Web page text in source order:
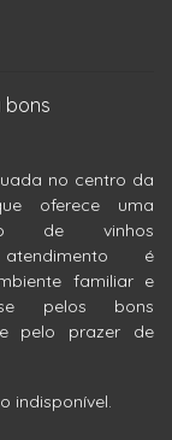
bons
no centro da
oferece uma
de vinhos
é
familiar e
se pelos bons
pelo prazer de
indisponível.